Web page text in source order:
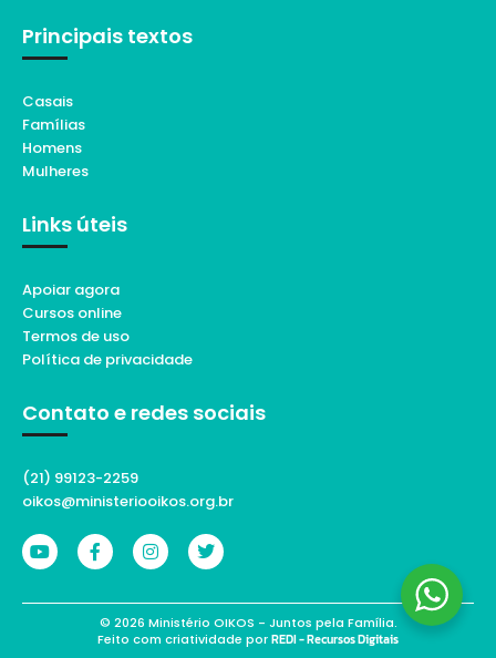
Principais textos
Casais
Famílias
Homens
Mulheres
Links úteis
Apoiar agora
Cursos online
Termos de uso
Política de privacidade
Contato e redes sociais
(21) 99123-2259
oikos@ministeriooikos.org.br
© 2026 Ministério OIKOS - Juntos pela Família.
Feito com criatividade porREDI - Recursos Digitais